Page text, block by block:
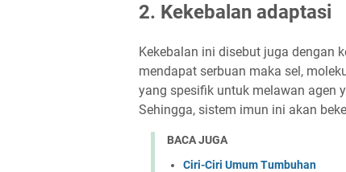
2. Kekebalan adaptasi
Kekebalan ini disebut juga dengan
mendapat serbuan maka sel,
yang spesifik untuk melawan agen
Sehingga, sistem imun ini akan
BACA JUGA
Ciri-Ciri Umum Tumbuhan